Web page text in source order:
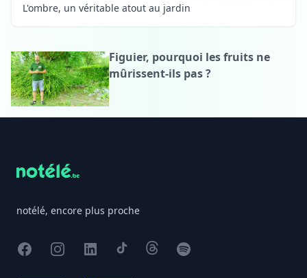
L'ombre, un véritable atout au jardin
Figuier, pourquoi les fruits ne
mûrissent-ils pas ?
notélé, encore plus proche
FacebookInstagram
X TikTokThreadsSpotify